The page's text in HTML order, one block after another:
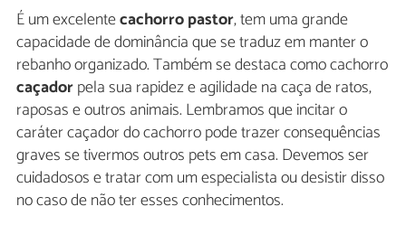
É um excelentecachorro pastor, tem uma grande
capacidade de dominância que se traduz em manter o
rebanho organizado. Também se destaca como cachorro
caçadorpela sua rapidez e agilidade na caça de ratos,
raposas e outros animais. Lembramos que incitar o
caráter caçador do cachorro pode trazer consequências
graves se tivermos outros pets em casa. Devemos ser
cuidadosos e tratar com um especialista ou desistir disso
no caso de não ter esses conhecimentos.